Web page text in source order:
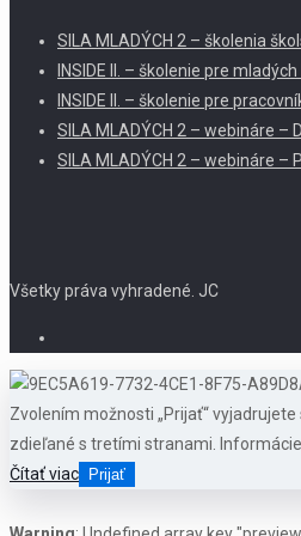
SILA MLADÝCH 2 – školenia
INSIDE II. – školenie pre
INSIDE II. – školenie pre
SILA MLADÝCH 2 – webináre –
SILA MLADÝCH 2 – webináre
Všetky práva vyhradené. JC
Zvolením možnosti „Prijať“
zdieľané s tretími stranami.
Čítať viac
Prijať